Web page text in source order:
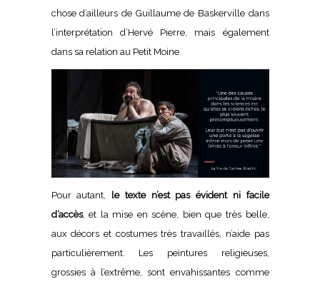
chose d’ailleurs de Guillaume de Baskerville dans
l’interprétation d’Hervé Pierre, mais également
dans sa relation au Petit Moine.
Pour autant, le texte n’est pas évident ni facile
d’accès, et la mise en scène, bien que très belle,
aux décors et costumes très travaillés, n’aide pas
particulièrement. Les peintures religieuses,
grossies à l’extrême, sont envahissantes comme